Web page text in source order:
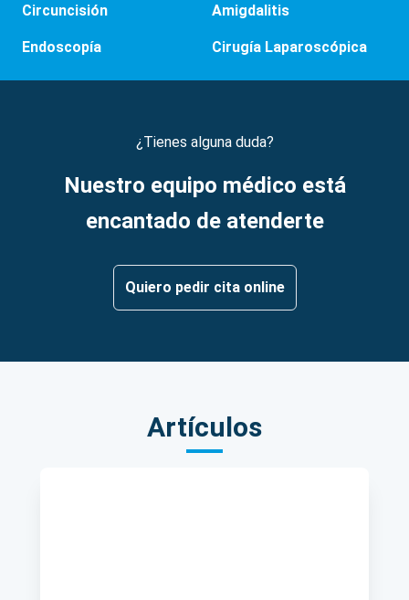
Circuncisión Amigdalitis
Endoscopía Cirugía Laparoscópica
¿Tienes alguna duda?
Nuestro equipo médico está
encantado de atenderte
Quiero pedir cita online
Artículos